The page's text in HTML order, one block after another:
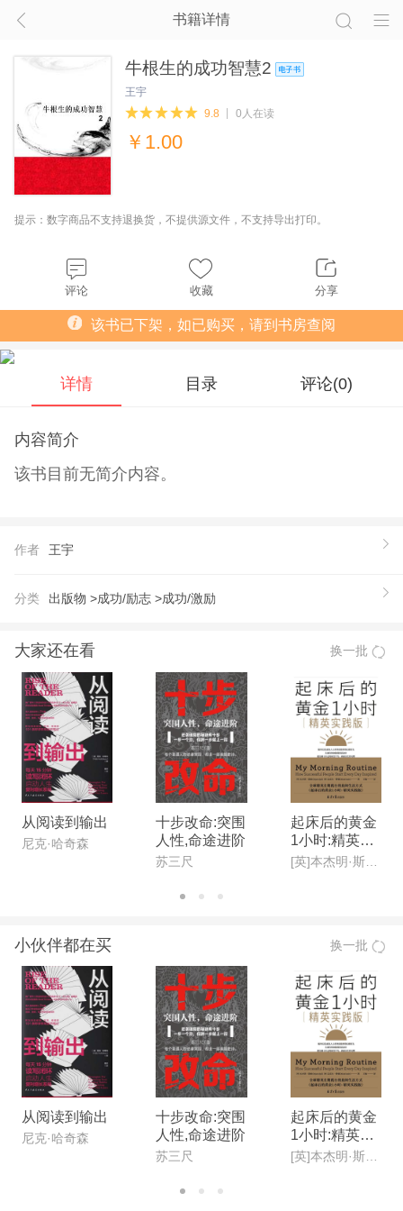
书籍详情
牛根生的成功智慧2
王宇
9.8
0人在读
￥ 1.00
提示：数字商品不支持退换货，不提供源文件，不支持导出打印。
评论 收藏 分享
该书已下架，如已购买，请到书房查阅
详情 目录 评论(0)
内容简介
该书目前无简介内容。
作者 王宇
分类 出版物 >成功/励志 >成功/激励
大家还在看 换一批
从阅读到输出
尼克·哈奇森
十步改命:突围
人性,命途进阶
苏三尺
起床后的黄金
1小时:精英实
践版
[英]本杰明·斯帕(Benjamin Spall),[德]迈克尔·赞德(Michael Xander)
小伙伴都在买 换一批
从阅读到输出
尼克·哈奇森
十步改命:突围
人性,命途进阶
苏三尺
起床后的黄金
1小时:精英实
践版
[英]本杰明·斯帕(Benjamin Spall),[德]迈克尔·赞德(Michael Xander)